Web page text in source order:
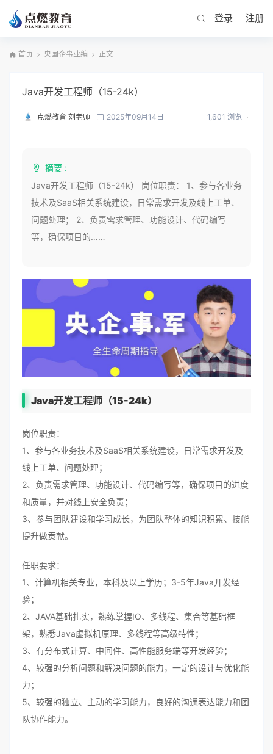
登录 注册
首页 央国企事业编 正文
Java开发工程师（15-24k）
点燃教育 刘老师 2025年09月14日 1,601 浏览
摘要 :
Java开发工程师（15-24k） 岗位职责： 1、参与各业务
技术及SaaS相关系统建设，日常需求开发及线上工单、
问题处理； 2、负责需求管理、功能设计、代码编写
等，确保项目的……
Java开发工程师（15-24k）
岗位职责：
1、参与各业务技术及SaaS相关系统建设，日常需求开发及
线上工单、问题处理；
2、负责需求管理、功能设计、代码编写等，确保项目的进度
和质量，并对线上安全负责；
3、参与团队建设和学习成长，为团队整体的知识积累、技能
提升做贡献。
任职要求：
1、计算机相关专业，本科及以上学历；3-5年Java开发经
验；
2、JAVA基础扎实，熟练掌握IO、多线程、集合等基础框
架，熟悉Java虚拟机原理、多线程等高级特性；
3、有分布式计算、中间件、高性能服务端等开发经验；
4、较强的分析问题和解决问题的能力，一定的设计与优化能
力；
5、较强的独立、主动的学习能力，良好的沟通表达能力和团
队协作能力。